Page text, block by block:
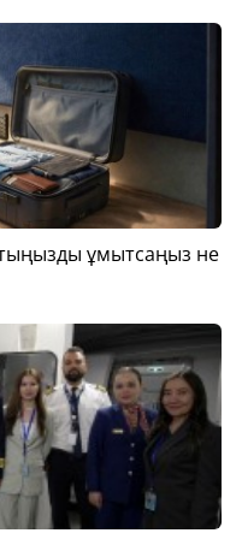
ұмытсаңыз не